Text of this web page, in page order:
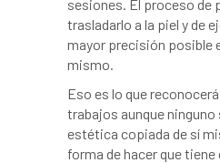
sesiones. El proceso de
trasladarlo a la piel y de
mayor precisión posible
mismo.
Eso es lo que
trabajos aunque ninguno
estética copiada de sí
forma de hacer que